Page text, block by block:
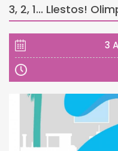
3, 2, 1... Llestos!
3